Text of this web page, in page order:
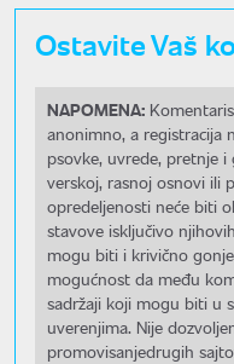
Ostavite Vaš
NAPOMENA:
anonimno, a registracija
psovke, uvrede, pretnje
verskoj, rasnoj osnovi ili
opredeljenosti neće biti
stavove isključivo
mogu biti i krivično
mogućnost da među
sadržaji koji mogu biti u
uverenjima. Nije
promovisanjedrugih